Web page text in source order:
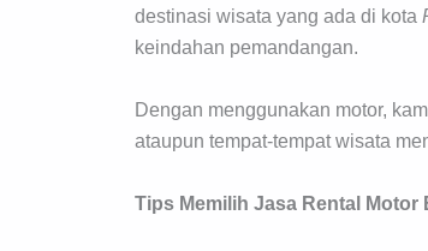
destinasi wisata yang ada di kota
keindahan pemandangan.
Dengan menggunakan motor,
ataupun tempat-tempat wisata
Tips Memilih Jasa Rental Motor